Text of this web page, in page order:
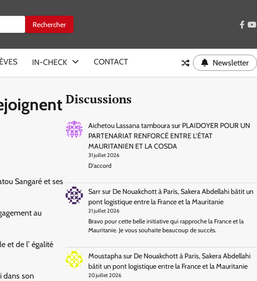
IN-CHECK CONTACT Newsletter
Sangaré et ses
au
et de l’ égalité
dans son
Discussions
Aichetou Lassana tambourasur PLAIDOYER POUR UN
PARTENARIAT RENFORCÉ ENTRE L’ÉTAT
MAURITANIEN ET LA COSDA
31 juillet 2026
D'accord
Sarrsur De Nouakchott à Paris, Sakera Abdellahi bâtit un
pont logistique entre la France et la Mauritanie
21 juillet 2026
Bravo pour cette belle initiative qui rapproche la France et la
Mauritanie. Je vous souhaite beaucoup de succès.
Moustaphasur De Nouakchott à Paris, Sakera Abdellahi
bâtit un pont logistique entre la France et la Mauritanie
20 juillet 2026